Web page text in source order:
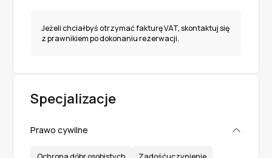
Jeżeli chciałbyś otrzymać fakturę VAT, skontaktuj się
z prawnikiem po dokonaniu rezerwacji.
Specjalizacje
Prawo cywilne